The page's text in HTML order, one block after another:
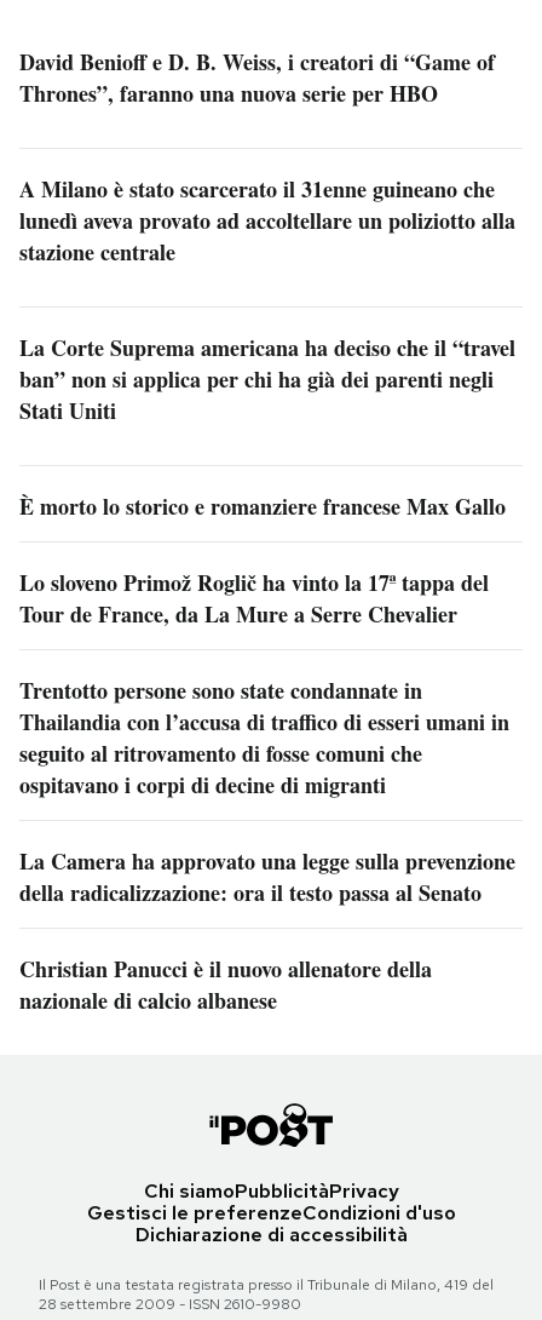
David Benioff e D. B. Weiss, i creatori di “Game of
Thrones”, faranno una nuova serie per HBO
A Milano è stato scarcerato il 31enne guineano che
lunedì aveva provato ad accoltellare un poliziotto alla
stazione centrale
La Corte Suprema americana ha deciso che il “travel
ban” non si applica per chi ha già dei parenti negli
Stati Uniti
È morto lo storico e romanziere francese Max Gallo
Lo sloveno Primož Roglič ha vinto la 17ª tappa del
Tour de France, da La Mure a Serre Chevalier
Trentotto persone sono state condannate in
Thailandia con l’accusa di traffico di esseri umani in
seguito al ritrovamento di fosse comuni che
ospitavano i corpi di decine di migranti
La Camera ha approvato una legge sulla prevenzione
della radicalizzazione: ora il testo passa al Senato
Christian Panucci è il nuovo allenatore della
nazionale di calcio albanese
Chi siamoPubblicitàPrivacy
Gestisci le preferenzeCondizioni d'uso
Dichiarazione di accessibilità
Il Post è una testata registrata presso il Tribunale di Milano, 419 del
28 settembre 2009 - ISSN 2610-9980